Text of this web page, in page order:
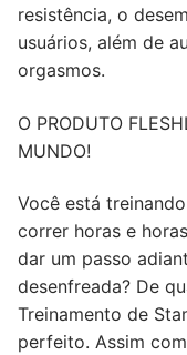
resistência, o
usuários, além de
orgasmos.
O PRODUTO
MUNDO!
Você está
correr horas e
dar um passo
desenfreada? De
Treinamento de
perfeito. Assim